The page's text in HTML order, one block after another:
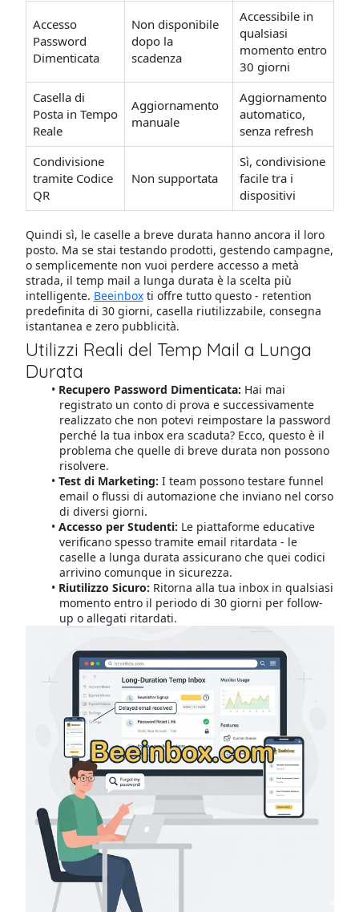
Accesso
Password
Dimenticata
Non disponibile
dopo la
scadenza
Accessibile in
qualsiasi
momento entro
30 giorni
Casella di
Posta in Tempo
Reale
Aggiornamento
manuale
Aggiornamento
automatico,
senza refresh
Condivisione
tramite Codice
QR
Non supportata
Sì, condivisione
facile tra i
dispositivi
Quindi sì, le caselle a breve durata hanno ancora il loro
posto. Ma se stai testando prodotti, gestendo campagne,
o semplicemente non vuoi perdere accesso a metà
strada, il temp mail a lunga durata è la scelta più
intelligente. Beeinboxti offre tutto questo - retention
predefinita di 30 giorni, casella riutilizzabile, consegna
istantanea e zero pubblicità.
Utilizzi Reali del Temp Mail a Lunga
Durata
Recupero Password Dimenticata: Hai mai
registrato un conto di prova e successivamente
realizzato che non potevi reimpostare la password
perché la tua inbox era scaduta? Ecco, questo è il
problema che quelle di breve durata non possono
risolvere.
Test di Marketing: I team possono testare funnel
email o flussi di automazione che inviano nel corso
di diversi giorni.
Accesso per Studenti: Le piattaforme educative
verificano spesso tramite email ritardata - le
caselle a lunga durata assicurano che quei codici
arrivino comunque in sicurezza.
Riutilizzo Sicuro: Ritorna alla tua inbox in qualsiasi
momento entro il periodo di 30 giorni per follow-
up o allegati ritardati.